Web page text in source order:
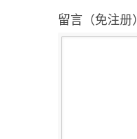
留言（免注册）